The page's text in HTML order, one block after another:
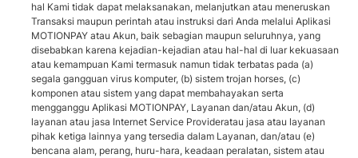
hal Kami tidak dapat melaksanakan, melanjutkan atau meneruskan
Transaksi maupun perintah atau instruksi dari Anda melalui Aplikasi
MOTIONPAY atau Akun, baik sebagian maupun seluruhnya, yang
disebabkan karena kejadian-kejadian atau hal-hal di luar kekuasaan
atau kemampuan Kami termasuk namun tidak terbatas pada (a)
segala gangguan virus komputer, (b) sistem trojan horses, (c)
komponen atau sistem yang dapat membahayakan serta
mengganggu Aplikasi MOTIONPAY, Layanan dan/atau Akun, (d)
layanan atau jasa Internet Service Provideratau jasa atau layanan
pihak ketiga lainnya yang tersedia dalam Layanan, dan/atau (e)
bencana alam, perang, huru-hara, keadaan peralatan, sistem atau